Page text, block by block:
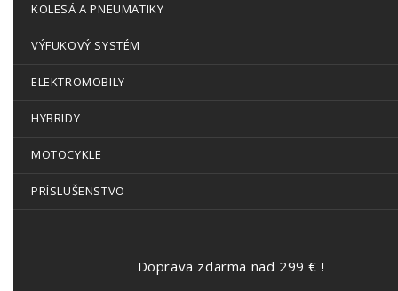
KOLESÁ A PNEUMATIKY
VÝFUKOVÝ SYSTÉM
ELEKTROMOBILY
HYBRIDY
MOTOCYKLE
PRÍSLUŠENSTVO
Doprava zdarma nad 299 € !